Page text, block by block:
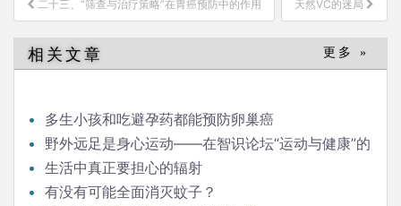
章
导
航
二十三、“筛查与治疗策略”在胃癌预防中的作用 天然VC的迷局
相关文章 更多 »
多生小孩和吃避孕药都能预防卵巢癌
野外远足是身心运动——在智识论坛“运动与健康”的
发言生活中真正要担心的辐射
有没有可能全面消灭蚊子？